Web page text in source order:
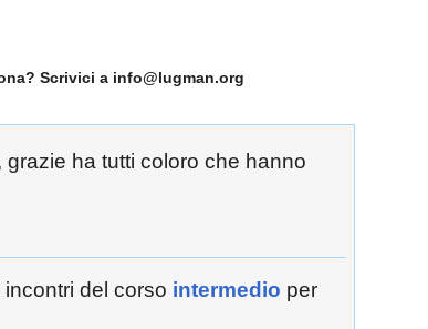
Scrivici a info@lugman.org
ha tutti coloro che hanno
del corso intermedio per